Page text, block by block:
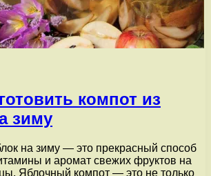
компот из
зиму
на зиму — это прекрасный способ
и аромат свежих фруктов на
Яблочный компот — это не только